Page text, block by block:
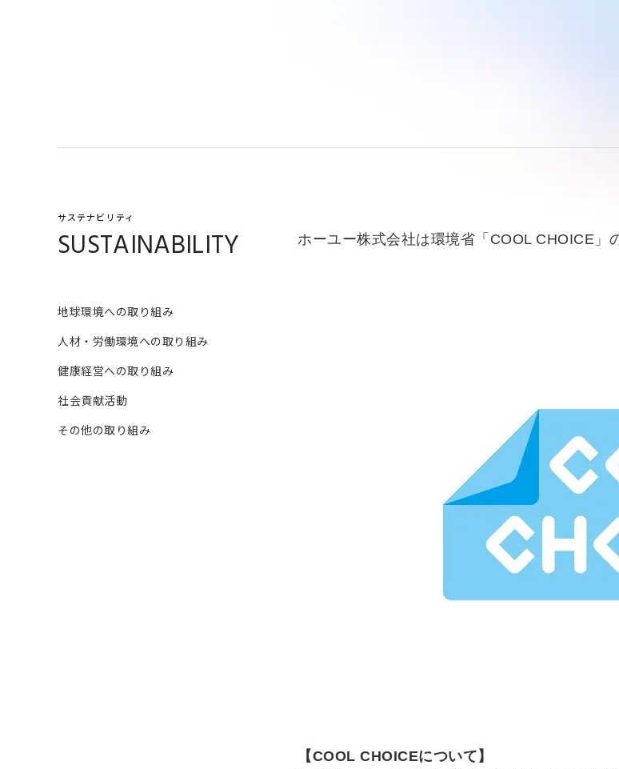
サステナビリティ
SUSTAINABILITY
地球環境への取り組み
人材・労働環境への取り組み
健康経営への取り組み
社会貢献活動
その他の取り組み
ホーユー株式会社は環境省「COOL CHOICE」
【COOL CHOICEについて】